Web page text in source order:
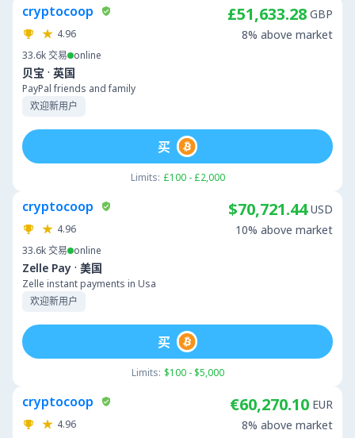
cryptocoop
4.96
33.6k交易 online
贝宝 · 英国
PayPal friends and family
欢迎新用户
£51,633.28 GBP
8% above market
Limits: £100 - £2,000
买
cryptocoop
4.96
33.6k交易 online
Zelle Pay · 美国
Zelle instant payments in Usa
欢迎新用户
$70,721.44 USD
10% above market
Limits: $100 - $5,000
买
cryptocoop
4.96
€60,270.10 EUR
8% above market